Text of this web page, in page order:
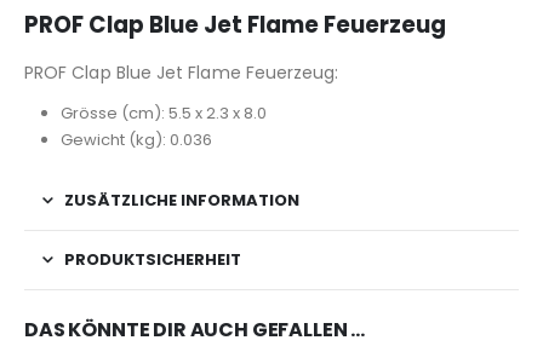
PROF Clap Blue Jet Flame Feuerzeug
PROF Clap Blue Jet Flame Feuerzeug:
Grösse (cm): 5.5 x 2.3 x 8.0
Gewicht (kg): 0.036
ZUSÄTZLICHE INFORMATION
PRODUKTSICHERHEIT
DAS KÖNNTE DIR AUCH GEFALLEN …